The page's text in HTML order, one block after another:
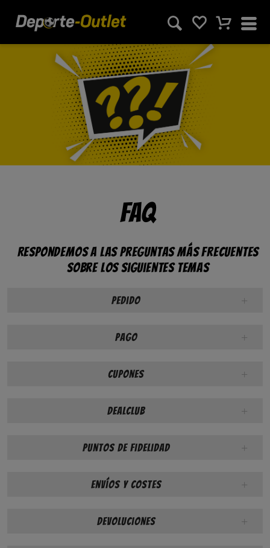
FAQ
Respondemos a las preguntas más frecuentes
sobre los siguientes temas
Pedido
Pago
Cupones
DealClub
Puntos de fidelidad
Envíos y costes
Devoluciones